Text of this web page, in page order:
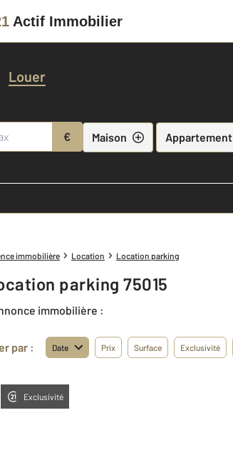
Actif Immobilier
Louer
€ Maison Appartement
immobilière Location Location parking
parking 75015
immobilière :
par : Date Prix Surface Exclusivité
Exclusivité